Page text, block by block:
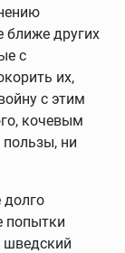
ближе других
с
их,
с этим
кочевым
ни
долго
попытки
шведский